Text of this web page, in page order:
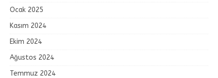
Ocak 2025
Kasım 2024
Ekim 2024
Ağustos 2024
Temmuz 2024